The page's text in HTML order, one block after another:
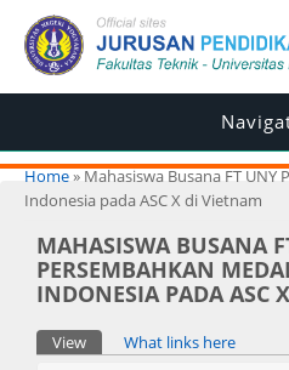
You are here
Home» Mahasiswa Busana FT
Indonesia pada ASC X di Vietnam
MAHASISWA BUSANA
PERSEMBAHKAN
INDONESIA PADA ASC
Primary tabs
View (active tab)
What links here